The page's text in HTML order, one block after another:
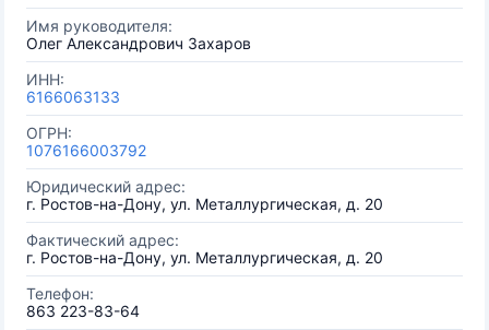
Имя руководителя:
Олег Александрович Захаров
ИНН:
6166063133
ОГРН:
1076166003792
Юридический адрес:
г. Ростов-на-Дону, ул. Металлургическая, д. 20
Фактический адрес:
г. Ростов-на-Дону, ул. Металлургическая, д. 20
Телефон:
863 223-83-64